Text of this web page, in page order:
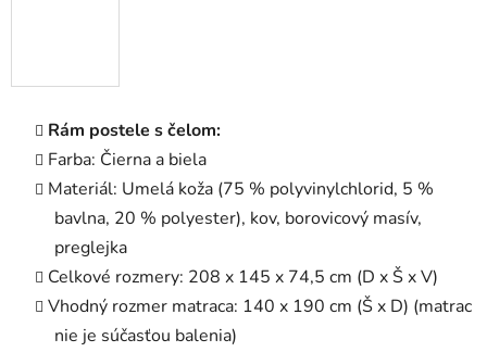
Rám postele s čelom:
Farba: Čierna a biela
Materiál: Umelá koža (75 % polyvinylchlorid, 5 %
bavlna, 20 % polyester), kov, borovicový masív,
preglejka
Celkové rozmery: 208 x 145 x 74,5 cm (D x Š x V)
Vhodný rozmer matraca: 140 x 190 cm (Š x D) (matrac
nie je súčasťou balenia)